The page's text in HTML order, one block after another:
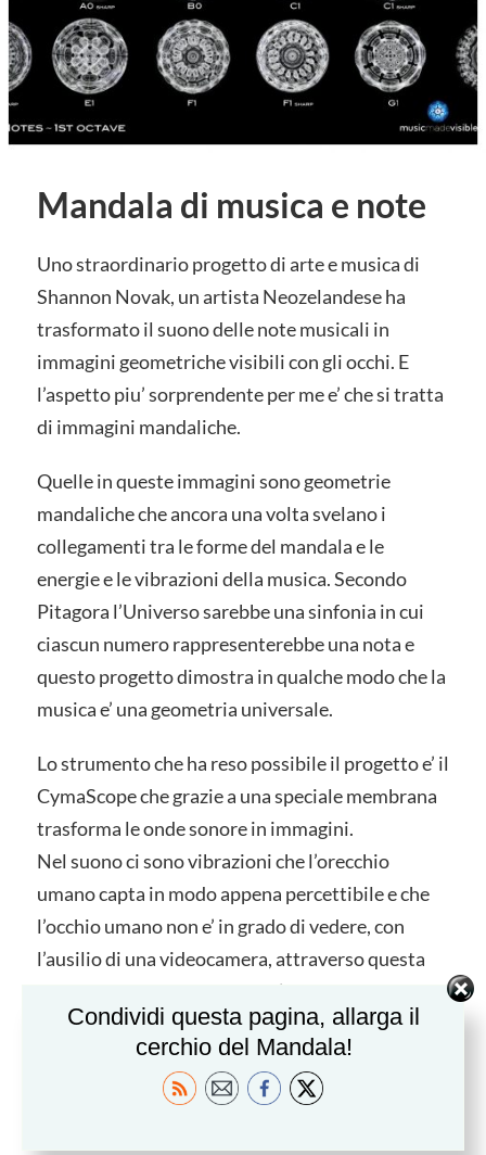
Mandala di musica e note
Uno straordinario progetto di arte e musica di
Shannon Novak, un artista Neozelandese ha
trasformato il suono delle note musicali in
immagini geometriche visibili con gli occhi. E
l’aspetto piu’ sorprendente per me e’ che si tratta
di immagini mandaliche.
Quelle in queste immagini sono geometrie
mandaliche che ancora una volta svelano i
collegamenti tra le forme del mandala e le
energie e le vibrazioni della musica. Secondo
Pitagora l’Universo sarebbe una sinfonia in cui
ciascun numero rappresenterebbe una nota e
questo progetto dimostra in qualche modo che la
musica e’ una geometria universale.
Lo strumento che ha reso possibile il progetto e’ il
CymaScope che grazie a una speciale membrana
trasforma le onde sonore in immagini.
Nel suono ci sono vibrazioni che l’orecchio
umano capta in modo appena percettibile e che
l’occhio umano non e’ in grado di vedere, con
l’ausilio di una videocamera, attraverso questa
tecnica, questo strumento e l’acqua, il miglior
elemento conduttore per onde e vibrazioni, il
tutto e’ stato ripreso e trasformato in immagini e
Condividi questa pagina, allarga il
cerchio del Mandala!